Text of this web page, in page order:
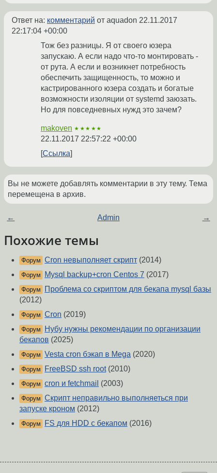
Ответ на: комментарий от aquadon 22.11.2017
22:17:04 +00:00
Тож без разницы. Я от своего юзера
запускаю. А если надо что-то монтировать -
от рута. А если и возникнет потребность
обеспечить защищенность, то можно и
кастрированного юзера создать и богатые
возможности изоляции от systemd заюзать.
Но для повседневных нужд это зачем?
makoven ★★★★★
22.11.2017 22:57:22 +00:00
Ссылка
Вы не можете добавлять комментарии в эту тему. Тема
перемещена в архив.
← Admin →
Похожие темы
Форум Cron невыполняет скрипт (2014)
Форум Mysql backup+cron Centos 7 (2017)
Форум
Проблема со скриптом для бекапа mysql базы
(2012)
Форум Cron (2019)
Форум
Нубу нужны рекомендации по организации
бекапов (2025)
Форум Vesta cron бэкап в Mega (2020)
Форум FreeBSD ssh root(2010)
Форум cron и fetchmail (2003)
Форум Скрипт неправильно выполняеться при
запуске кроном (2012)
Форум FS для HDD с бекапом (2016)